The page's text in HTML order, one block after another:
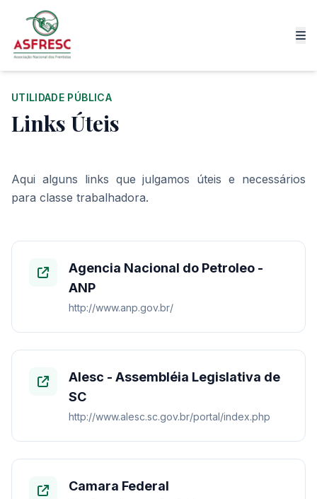
UTILIDADE PÚBLICA
Links Úteis
Aqui alguns links que julgamos úteis e necessários
para classe trabalhadora.
Agencia Nacional do Petroleo -
ANP
http://www.anp.gov.br/
Alesc - Assembléia Legislativa de
SC
http://www.alesc.sc.gov.br/portal/index.php
Camara Federal